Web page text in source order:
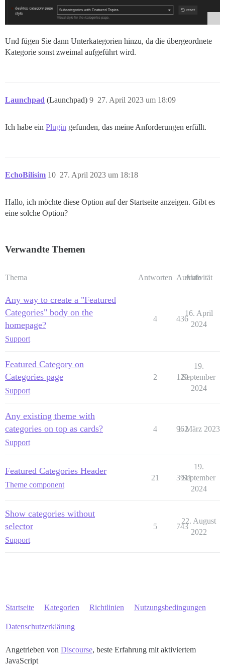
Und fügen Sie dann Unterkategorien hinzu, da die übergeordnete
Kategorie sonst zweimal aufgeführt wird.
Launchpad (Launchpad) 27. April 2023 um 18:09
9
Ich habe ein Plugin gefunden, das meine Anforderungen erfüllt.
EchoBilisim 27. April 2023 um 18:18
10
Hallo, ich möchte diese Option auf der Startseite anzeigen. Gibt es
eine solche Option?
Verwandte Themen
Thema Antworten Aufrufe
Aktivität
Any way to create a "Featured
Categories" body on the
homepage?
Support
4 436
16. April
2024
Featured Category on
Categories page
Support
2 120
19.
September
2024
Any existing theme with
categories on top as cards?
Support
4 962
1. März 2023
Featured Categories Header
Theme component
21 3911
19.
September
2024
Show categories without
selector
Support
5 743
22. August
2022
Startseite Kategorien Richtlinien Nutzungsbedingungen
Datenschutzerklärung
Angetrieben von Discourse, beste Erfahrung mit aktiviertem
JavaScript